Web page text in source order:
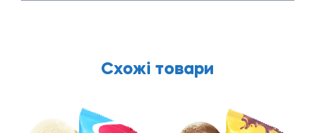
Схожі товари